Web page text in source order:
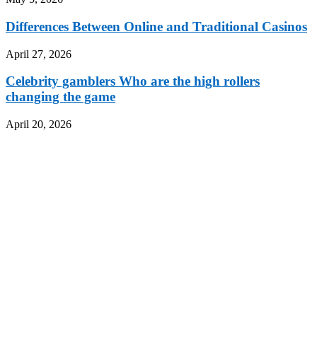
Differences Between Online and Traditional Casinos
April 27, 2026
Celebrity gamblers Who are the high rollers
changing the game
April 20, 2026